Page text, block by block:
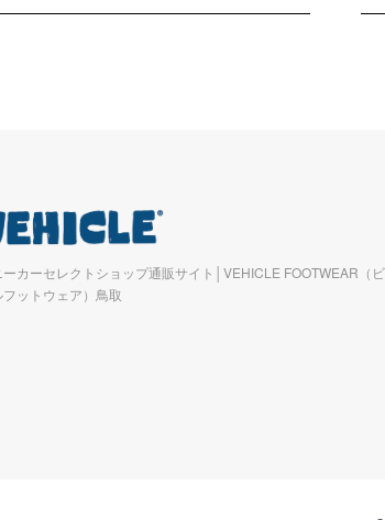
ーカーセレクトショップ通販サイト│VEHICLE FOOTWEAR（
フットウェア）鳥取